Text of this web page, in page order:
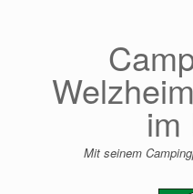
im
Mit seinem